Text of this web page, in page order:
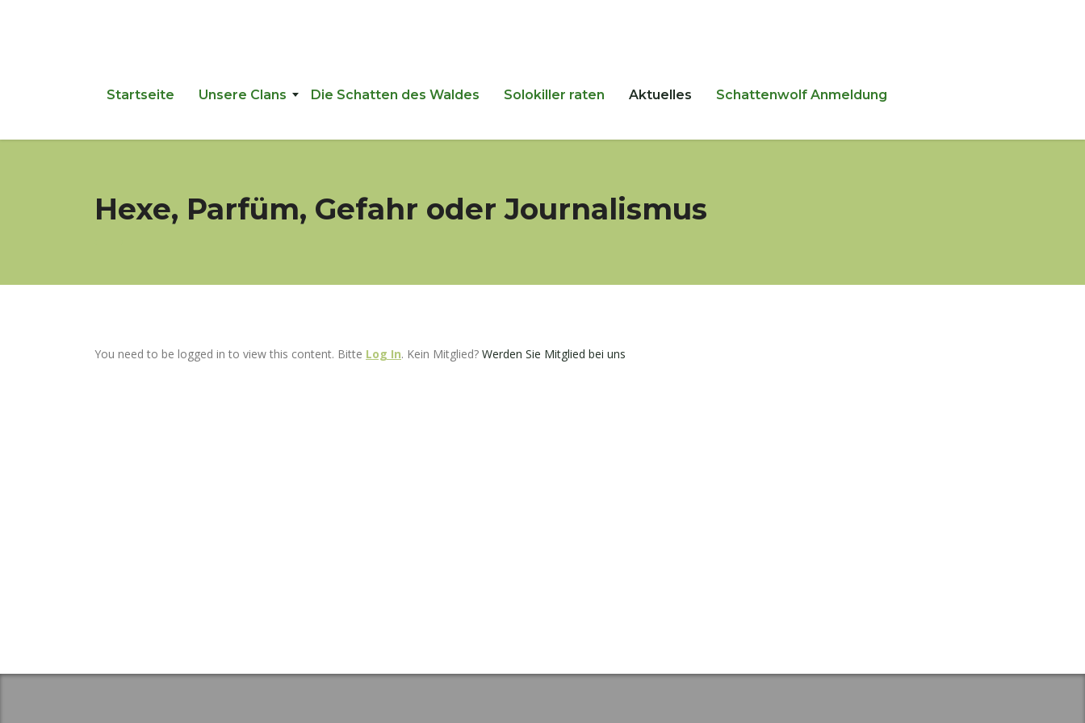
Startseite Unsere Clans Die Schatten des Waldes Solokiller raten Aktuelles Schattenwolf Anmeldung
Hexe, Parfüm, Gefahr oder Journalismus
You need to be logged in to view this content. Bitte Log In. Kein Mitglied? Werden Sie Mitglied bei uns